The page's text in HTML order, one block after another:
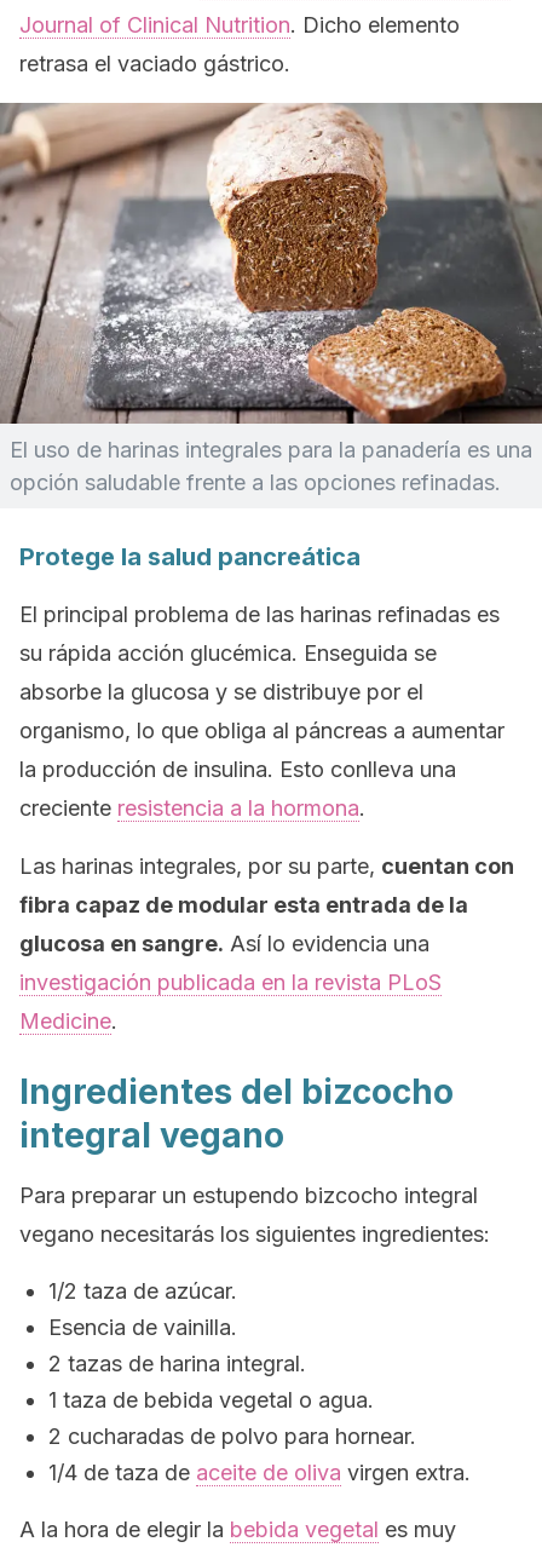
Journal of Clinical Nutrition. Dicho elemento
retrasa el vaciado gástrico.
El uso de harinas integrales para la panadería es una
opción saludable frente a las opciones refinadas.
Protege la salud pancreática
El principal problema de las harinas refinadas es
su rápida acción glucémica. Enseguida se
absorbe la glucosa y se distribuye por el
organismo, lo que obliga al páncreas a aumentar
la producción de insulina. Esto conlleva una
creciente resistencia a la hormona.
Las harinas integrales, por su parte, cuentan con
fibra capaz de modular esta entrada de la
glucosa en sangre. Así lo evidencia una
investigación publicada en la revista PLoS
Medicine.
Ingredientes del bizcocho
integral vegano
Para preparar un estupendo bizcocho integral
vegano necesitarás los siguientes ingredientes:
1/2 taza de azúcar.
Esencia de vainilla.
2 tazas de harina integral.
1 taza de bebida vegetal o agua.
2 cucharadas de polvo para hornear.
1/4 de taza de aceite de oliva virgen extra.
A la hora de elegir la bebida vegetal es muy